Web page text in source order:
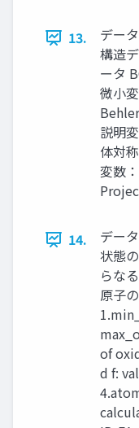
13.
デー
構造
ータ
微小
説明
体対
変数
14.
デー
状態
らな
原子
of
d f: